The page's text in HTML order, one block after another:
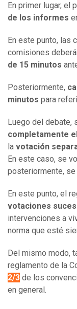
En primer lugar, el
de los informes
En este punto, las
comisiones
de 15 minutos
Posteriormente,
minutos para
Luego del debate,
completamente
la votación
En este caso, se
posteriormente, se
En este punto, el
votaciones
intervenciones a
norma que esté
Del mismo modo,
reglamento de la
2/3 de los
en general.